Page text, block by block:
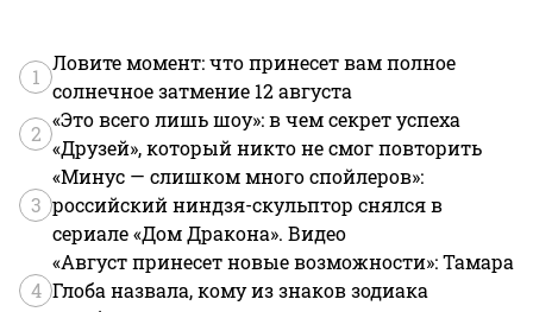
1
Ловите момент: что принесет вам полное
солнечное затмение 12 августа
2
«Это всего лишь шоу»: в чем секрет успеха
«Друзей», который никто не смог повторить
3
«Минус — слишком много спойлеров»:
российский ниндзя-скульптор снялся в
сериале «Дом Дракона». Видео
4
«Август принесет новые возможности»: Тамара
Глоба назвала, кому из знаков зодиака